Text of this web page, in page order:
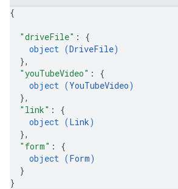
{
"driveFile" : {
object (DriveFile)
},
"youTubeVideo" : {
object (YouTubeVideo)
},
"link" : {
object (Link)
},
"form" : {
object (Form)
}
}